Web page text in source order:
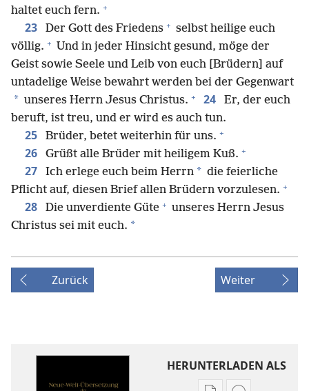
haltet euch fern. +
23 Der Gott des Friedens + selbst heilige euch
völlig. + Und in jeder Hinsicht gesund, möge der
Geist sowie Seele und Leib von euch [Brüdern] auf
untadelige Weise bewahrt werden bei der Gegenwart
* unseres Herrn Jesus Christus. + 24
Er, der euch
beruft, ist treu, und er wird es auch tun.
25 Brüder, betet weiterhin für uns. +
26 Grüßt alle Brüder mit heiligem Kuß. +
27 Ich erlege euch beim Herrn * die feierliche
Pflicht auf, diesen Brief allen Brüdern vorzulesen. +
28 Die unverdiente Güte + unseres Herrn Jesus
Christus sei mit euch. *
Zurück Weiter
HERUNTERLADEN ALS